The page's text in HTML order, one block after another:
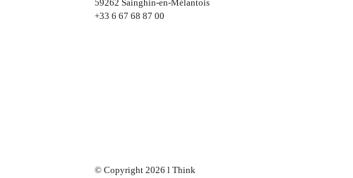
59262 Sainghin-en-Mélantois
+33 6 67 68 87 00
© Copyright 2026 l Think